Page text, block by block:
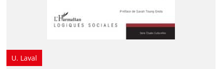
U. Laval